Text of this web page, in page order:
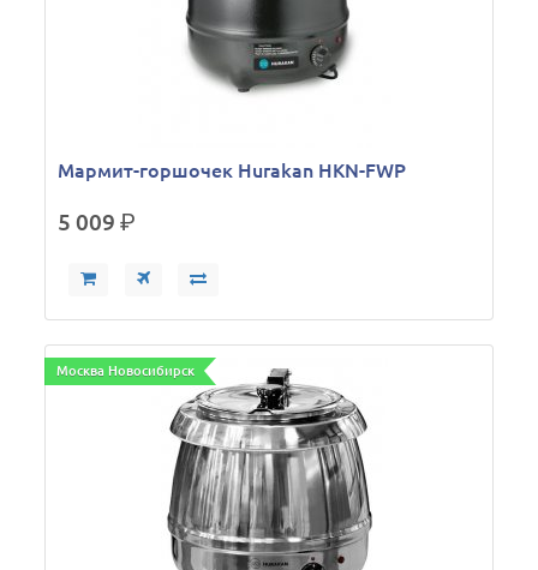
Мармит-горшочек Hurakan HKN-FWP
5 009р.
Москва Новосибирск